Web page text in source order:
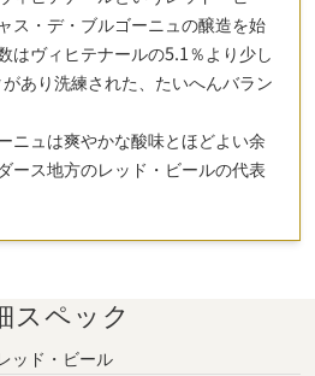
ス・デ・ブルゴーニュの醸造を始
はヴィヒテナールの5.1％より少し
あり洗練された、たいへんバラン
ニュは爽やかな酸味とほどよい余
ース地方のレッド・ビールの代表
スペック
ッド・ビール